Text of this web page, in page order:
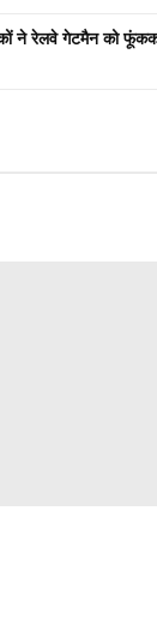
ने रेलवे गेटमैन को